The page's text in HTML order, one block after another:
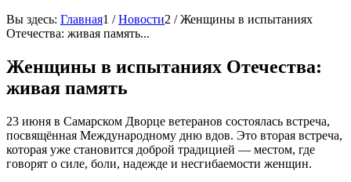
Вы здесь: Главная1 / Новости2 / Женщины в испытаниях
Отечества: живая память...
Женщины в испытаниях Отечества:
живая память
23 июня в Самарском Дворце ветеранов состоялась встреча,
посвящённая Международному дню вдов. Это вторая встреча,
которая уже становится доброй традицией — местом, где
говорят о силе, боли, надежде и несгибаемости женщин.